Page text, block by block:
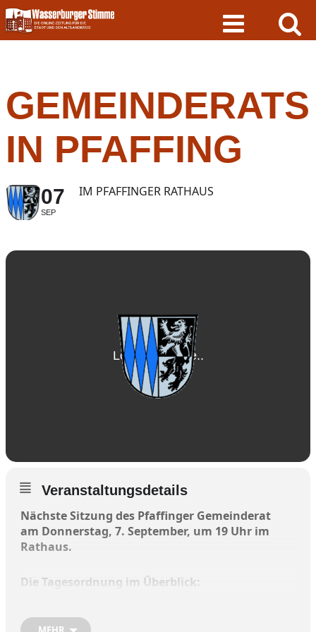
Skip
to
content
IN PFAFFING
07
SEP
IM PFAFFINGER RATHAUS
Veranstaltungsdetails
Nächste Sitzung des Pfaffinger Gemeinderat
am Donnerstag, 7. September, um 19 Uhr im
Rathaus.
Die Tagesordnung im Überblick:
1. Eröffnung der Sitzung